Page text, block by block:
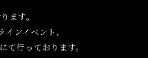
ます。
ンイベント、
て行っております。